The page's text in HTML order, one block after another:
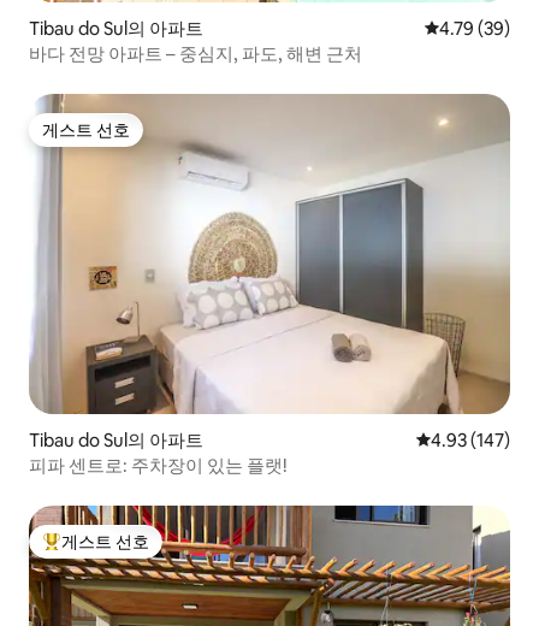
Tibau do Sul의 아파트 평점 4.79점(5
4.79 (39)
바다 전망 아파트 – 중심지, 파도, 해변 근처
게스트 선호
게스트 선호
Tibau do Sul의 아파트 평점 4.93점(5
4.93 (147)
피파 센트로: 주차장이 있는 플랫!
상위 게스트 선호
게스트 선호